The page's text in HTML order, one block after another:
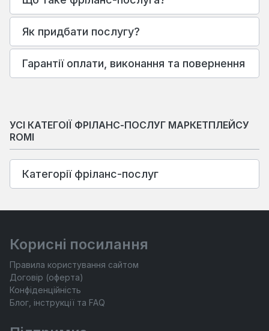
Як придбати послугу?
Гарантії оплати, виконання та повернення
УСІ КАТЕГОІЇ ФРІЛАНС-ПОСЛУГ МАРКЕТПЛЕЙСУ
ROMI
Категорії фріланс-послуг
Корисні посилання
Правила користування сайтом
Договір (оферта)
Конфіденційність
Блог, інструкції та FAQ